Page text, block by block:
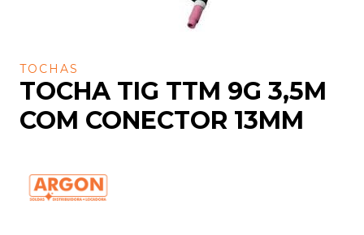
TOCHAS
TOCHA TIG TTM 9G 3,5M
COM CONECTOR 13MM